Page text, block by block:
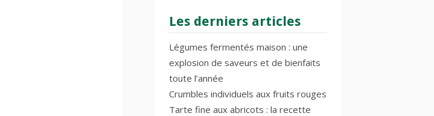
Les derniers articles
Légumes fermentés maison : une
explosion de saveurs et de bienfaits
toute l’année
Crumbles individuels aux fruits rouges
Tarte fine aux abricots : la recette